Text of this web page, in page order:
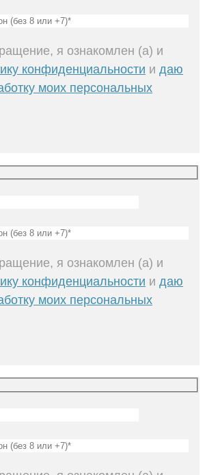
я ознакомлен (а) и
конфиденциальности и даю
моих персональных
я ознакомлен (а) и
конфиденциальности и даю
моих персональных